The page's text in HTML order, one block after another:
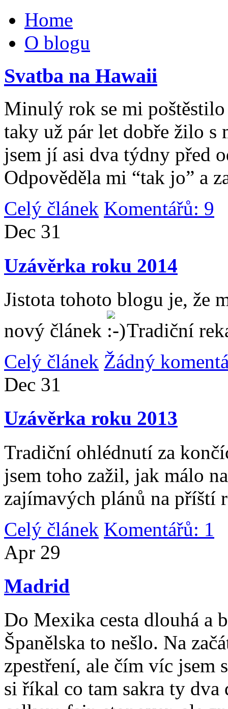
Home
O blogu
Svatba na Hawaii
Minulý rok se mi
taky už pár let dobře žilo
jsem jí asi dva týdny před
Odpověděla mi “tak jo” a
Celý článek Komentářů: 9
Dec 31
Uzávěrka roku 2014
Jistota tohoto blogu je, že
nový článek
Tradiční
Celý článek Žádný
Dec 31
Uzávěrka roku 2013
Tradiční ohlédnutí za
jsem toho zažil, jak málo
zajímavých plánů na příští
Celý článek Komentářů: 1
Apr 29
Madrid
Do Mexika cesta dlouhá a
Španělska to nešlo. Na
zpestření, ale čím víc jsem
si říkal co tam sakra ty